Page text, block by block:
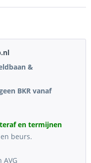
&
BKR vanaf
en termijnen
beurs.
AVG